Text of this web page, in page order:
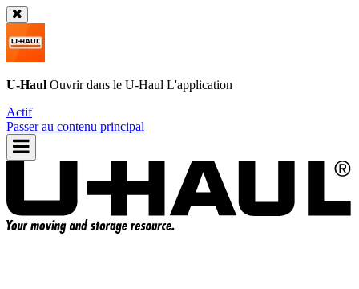
U-Haul Ouvrir dans le U-Haul L'application
Actif
Passer au contenu principal